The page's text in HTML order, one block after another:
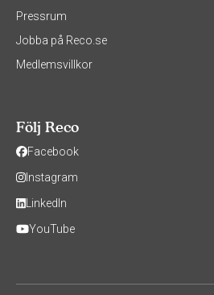
Pressrum
Jobba på Reco.se
Medlemsvillkor
Följ Reco
Facebook
Instagram
LinkedIn
YouTube